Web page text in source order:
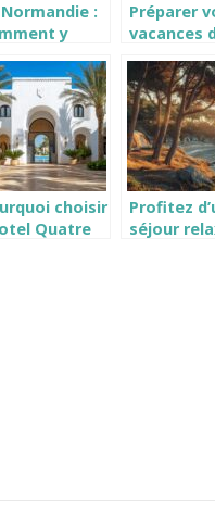
:
y
?
Préparer
vacances
luxe et le
confort
choisir
Quatre
Profitez
séjour